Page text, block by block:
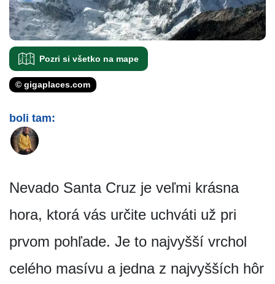
Pozri si všetko na mape
© gigaplaces.com
boli tam:
Nevado Santa Cruz je veľmi krásna
hora, ktorá vás určite uchváti už pri
prvom pohľade. Je to najvyšší vrchol
celého masívu a jedna z najvyšších hôr